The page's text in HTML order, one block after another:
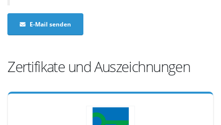
E-Mail senden
Zertifikate und Auszeichnungen